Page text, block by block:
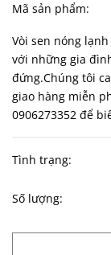
Mã sản phẩm:
Vòi sen nóng
với những gia
đứng.Chúng tôi
giao hàng miễn
0906273352 để
Tình trạng:
Số lượng: